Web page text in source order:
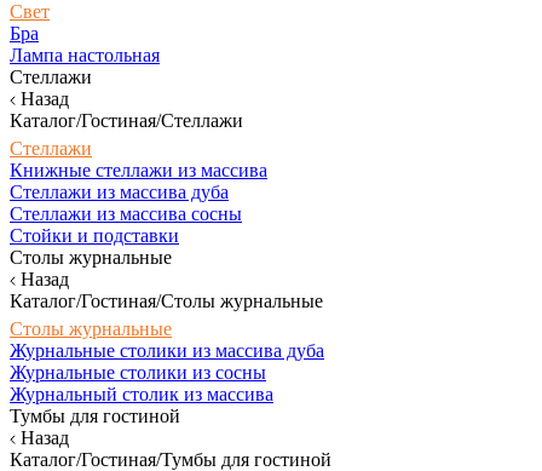
Свет
Бра
Лампа настольная
Стеллажи
Назад
Каталог/Гостиная/Стеллажи
Стеллажи
Книжные стеллажи из массива
Стеллажи из массива дуба
Стеллажи из массива сосны
Стойки и подставки
Столы журнальные
Назад
Каталог/Гостиная/Столы журнальные
Столы журнальные
Журнальные столики из массива дуба
Журнальные столики из сосны
Журнальный столик из массива
Тумбы для гостиной
Назад
Каталог/Гостиная/Тумбы для гостиной